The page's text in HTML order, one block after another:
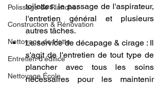
Polissage de Plancher
Construction & Rénovation
Nettoyage de Hotte
Entretien d'édifice
Nettoyage École
toilettes, le passage de l'aspirateur,
l'entretien général et plusieurs
autres tâches.
Le service de décapage & cirage : Il
s'agit de l'entretien de tout type de
plancher avec tous les soins
nécessaires pour les maintenir